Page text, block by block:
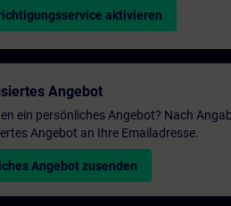
aktivieren
Angebot
ein persönliches Angebot? Nach
Angebot an Ihre Emailadresse.
Angebot zusenden